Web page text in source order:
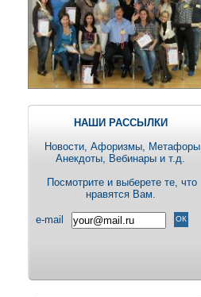
НАШИ РАССЫЛКИ
Новости, Aфоризмы, Метафоры
Анекдоты, Вебинары и т.д.
Посмотрите и выберете те, что
нравятся Вам.
e-mail